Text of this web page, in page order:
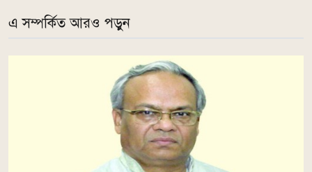
এ সম্পর্কিত আরও পড়ুন